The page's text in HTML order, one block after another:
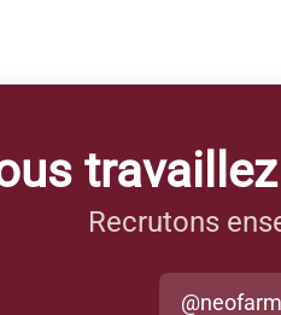
Recrutons